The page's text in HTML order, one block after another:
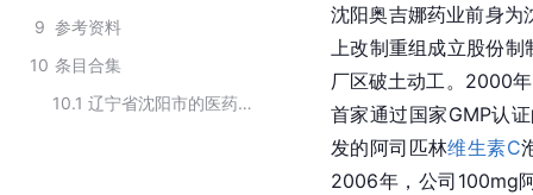
9 参考资料
10 条目合集
10.1
辽宁省沈阳市的医药类企业
沈阳奥吉娜药业前身
上改制重组成立股份
厂区破土动工。2000
首家通过国家GMP认
发的阿司匹林维生素C
2006年，公司100mg